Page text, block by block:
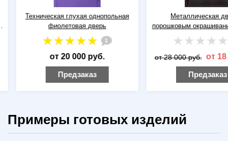
Техническая глухая однопольная
фиолетовая дверь
1
от 20 000 руб.
Предзаказ
Металлическая
порошковым
от 28 000 руб. от 18
Предзаказ
Примеры готовых изделий